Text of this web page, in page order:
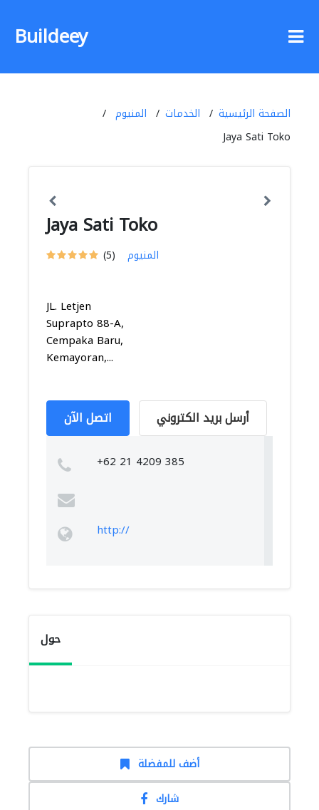
Buildeey
الصفحة الرئيسية الخدمات
المنيوم
Jaya Sati Toko
Jaya Sati Toko
(5) المنيوم
JL. Letjen
Suprapto 88-A,
Cempaka Baru,
Kemayoran,...
اتصل الآن أرسل بريد الكتروني
+62 21 4209 385
http://
حول
أضف للمفضلة
شارك